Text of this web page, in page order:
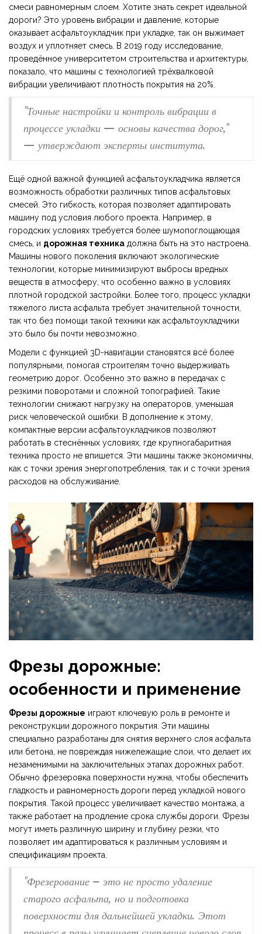
смеси равномерным слоем. Хотите знать секрет идеальной
дороги? Это уровень вибрации и давление, которые
оказывает асфальтоукладчик при укладке, так он выжимает
воздух и уплотняет смесь. В 2019 году исследование,
проведённое университетом строительства и архитектуры,
показало, что машины с технологией трёхвалковой
вибрации увеличивают плотность покрытия на 20%.
"Точные настройки и контроль вибрации в
процессе укладки — основы качества дорог,"
— утверждают эксперты института.
Ещё одной важной функцией асфальтоукладчика является
возможность обработки различных типов асфальтовых
смесей. Это гибкость, которая позволяет адаптировать
машину под условия любого проекта. Например, в
городских условиях требуется более шумопоглощающая
смесь, и дорожная техника должна быть на это настроена.
Машины нового поколения включают экологические
технологии, которые минимизируют выбросы вредных
веществ в атмосферу, что особенно важно в условиях
плотной городской застройки. Более того, процесс укладки
тяжелого листа асфальта требует значительной точности,
так что без помощи такой техники как асфальтоукладчики
это было бы почти невозможно.
Модели с функцией 3D-навигации становятся всё более
популярными, помогая строителям точно выдерживать
геометрию дорог. Особенно это важно в передачах с
резкими поворотами и сложной топографией. Такие
технологии снижают нагрузку на операторов, уменьшая
риск человеческой ошибки. В дополнение к этому,
компактные версии асфальтоукладчиков позволяют
работать в стеснённых условиях, где крупногабаритная
техника просто не впишется. Эти машины также экономичны,
как с точки зрения энергопотребления, так и с точки зрения
расходов на обслуживание.
Фрезы дорожные:
особенности и применение
Фрезы дорожные играют ключевую роль в ремонте и
реконструкции дорожного покрытия. Эти машины
специально разработаны для снятия верхнего слоя асфальта
или бетона, не повреждая нижележащие слои, что делает их
незаменимыми на заключительных этапах дорожных работ.
Обычно фрезеровка поверхности нужна, чтобы обеспечить
гладкость и равномерность дороги перед укладкой нового
покрытия. Такой процесс увеличивает качество монтажа, а
также работает на продление срока службы дороги. Фрезы
могут иметь различную ширину и глубину резки, что
позволяет им адаптироваться к различным условиям и
спецификациям проекта.
"Фрезерование – это не просто удаление
старого асфальта, но и подготовка
поверхности для дальнейшей укладки. Этот